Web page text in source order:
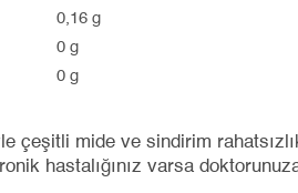
0,16 g
0 g
0 g
çeşitli mide ve sindirim
hastalığınız varsa